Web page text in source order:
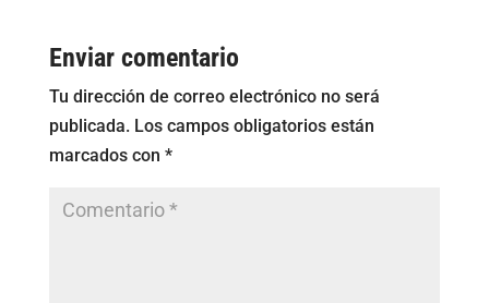
Enviar comentario
Tu dirección de correo electrónico no será
publicada. Los campos obligatorios están
marcados con *